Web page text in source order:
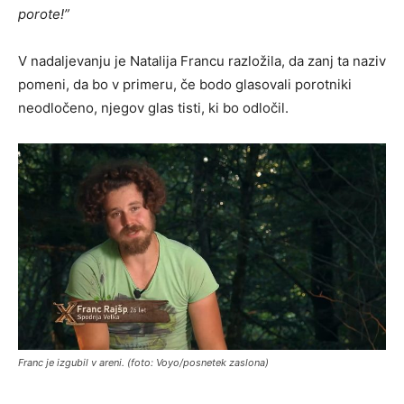
porote!”
V nadaljevanju je Natalija Francu razložila, da zanj ta naziv
pomeni, da bo v primeru, če bodo glasovali porotniki
neodločeno, njegov glas tisti, ki bo odločil.
Franc je izgubil v areni. (foto: Voyo/posnetek zaslona)